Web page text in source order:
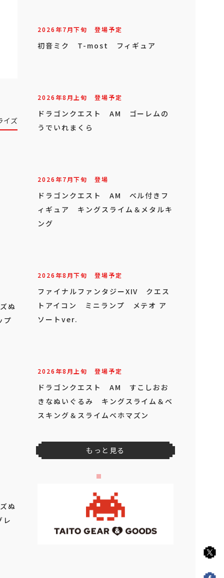
イズ
ぬ
プ
ぬ
2026年7月下旬 登場予定
初音ミク T-most フィギュア
2026年8月上旬 登場予定
ドラゴンクエスト AM ゴーレムの
うでいれまくら
2026年7月下旬 登場
ドラゴンクエスト AM ベル付きフ
ィギュア キングスライム＆メタルキ
ング
2026年8月下旬 登場予定
ファイナルファンタジーXIV クエス
トアイコン ミニランプ メテオ ア
ソートver.
2026年8月上旬 登場予定
ドラゴンクエスト AM すこしおお
きなぬいぐるみ キングスライム＆ベ
スキング＆スライムベホマズン
もっと見る